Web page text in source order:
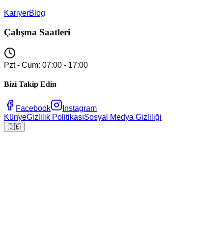
KariyerBlog
Çalışma Saatleri
Pzt - Cum: 07:00 - 17:00
Bizi Takip Edin
Facebook
Instagram
KünyeGizlilik PolitikasıSosyal Medya Gizliliği
🇩🇪